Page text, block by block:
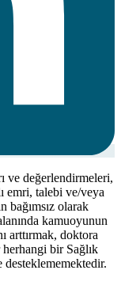
ve değerlendirmeleri,
emri, talebi ve/veya
bağımsız olarak
kamuoyunun
arttırmak, doktora
bir Sağlık
desteklememektedir.